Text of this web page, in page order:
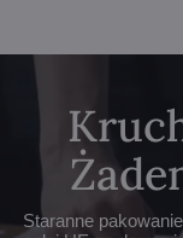
Staranne